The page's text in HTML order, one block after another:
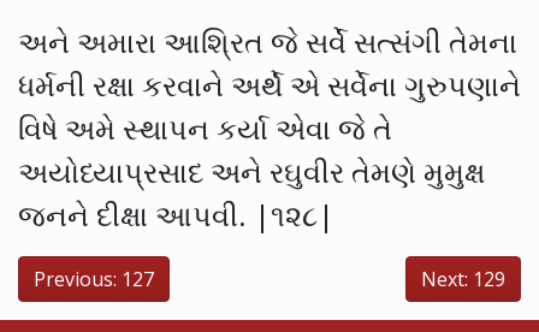
અને અમારા આશ્રિત જે સર્વે સત્‍સંગી તેમના
ધર્મની રક્ષા કરવાને અર્થે એ સર્વેના ગુરુપણાને
વિષે અમે સ્‍થાપન કર્યા એવા જે તે
અયોધ્‍યાપ્રસાદ અને રઘુવીર તેમણે મુમુક્ષ
જનને દીક્ષા આપવી. |૧૨૮|
Previous: 127 Next: 129